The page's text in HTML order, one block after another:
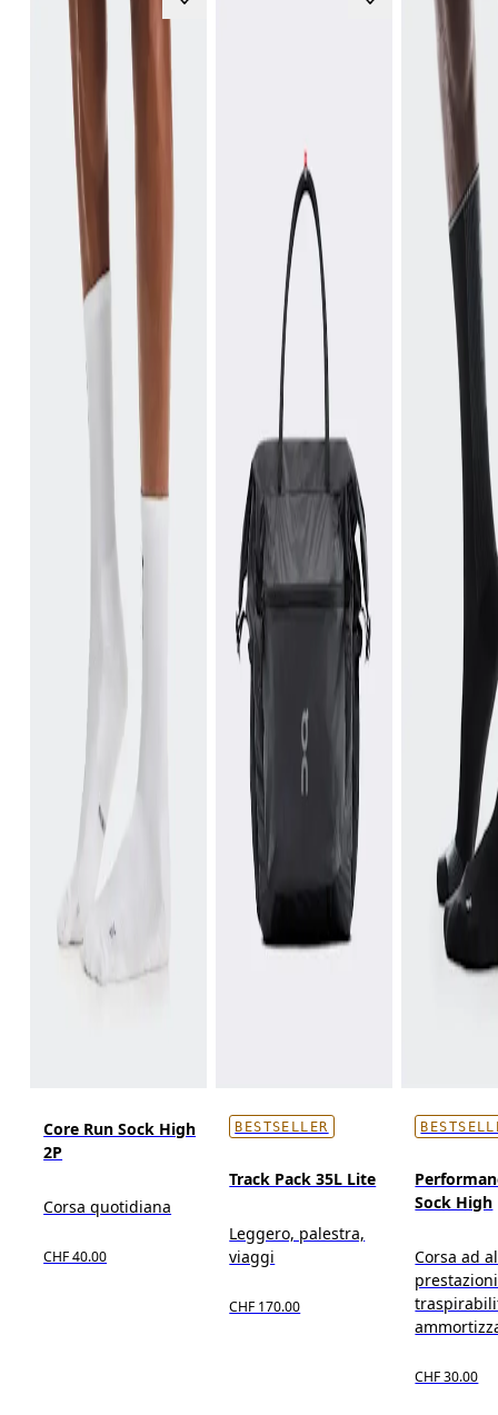
Core Run Sock High
2P
Corsa quotidiana
CHF 40.00
BESTSELLER
Track Pack 35L Lite
Leggero, palestra,
viaggi
CHF 170.00
Sock High
Corsa ad
CHF 30.00